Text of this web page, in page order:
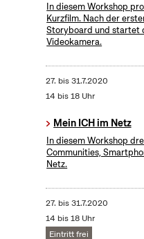
In diesem Workshop
Kurzfilm. Nach der
Storyboard und startet
Videokamera.
27. bis31.7.2020
14 bis 18 Uhr
Mein ICH im Netz
In diesem Workshop
Communities,
Netz.
27. bis31.7.2020
14 bis 18 Uhr
Eintritt frei